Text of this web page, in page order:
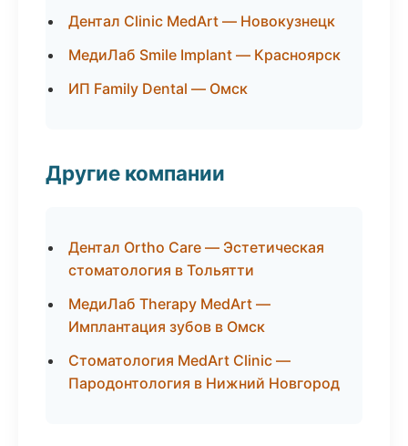
Дентал Clinic MedArt — Новокузнецк
МедиЛаб Smile Implant — Красноярск
ИП Family Dental — Омск
Другие компании
Дентал Ortho Care — Эстетическая
стоматология в Тольятти
МедиЛаб Therapy MedArt —
Имплантация зубов в Омск
Стоматология MedArt Clinic —
Пародонтология в Нижний Новгород